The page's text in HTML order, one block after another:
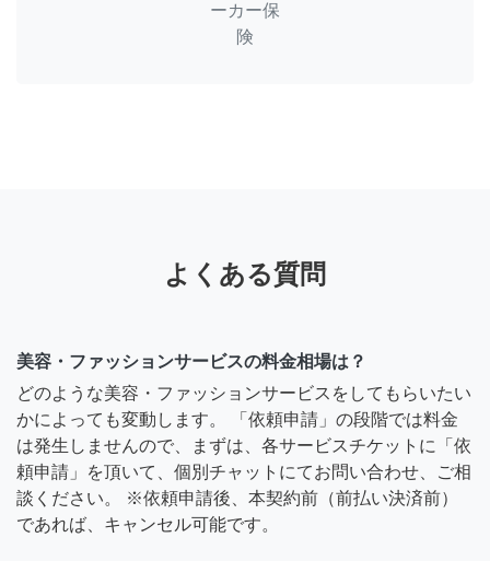
ーカー保
険
よくある質問
美容・ファッションサービスの料金相場は？
どのような美容・ファッションサービスをしてもらいたい
かによっても変動します。 「依頼申請」の段階では料金
は発生しませんので、まずは、各サービスチケットに「依
頼申請」を頂いて、個別チャットにてお問い合わせ、ご相
談ください。 ※依頼申請後、本契約前（前払い決済前）
であれば、キャンセル可能です。